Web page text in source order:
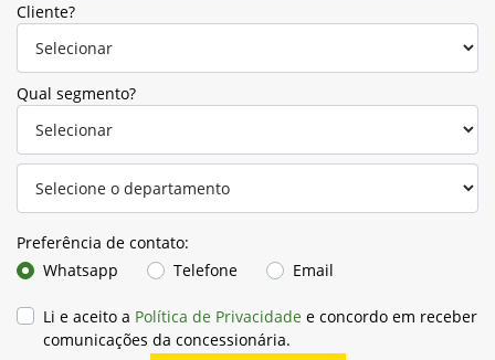
Cliente?
Qual segmento?
Preferência de contato:
Whatsapp
Telefone Email
Li e aceito a Política de Privacidade e concordo em receber
comunicações da concessionária.